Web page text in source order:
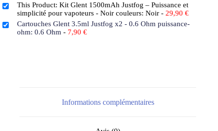
This Product: Kit Glent 1500mAh Justfog – Puissance et
simplicité pour vapoteurs - Noir couleurs: Noir - 29,90 €
Cartouches Glent 3.5ml Justfog x2 - 0.6 Ohm puissance-
ohm: 0.6 Ohm - 7,90 €
Informations complémentaires